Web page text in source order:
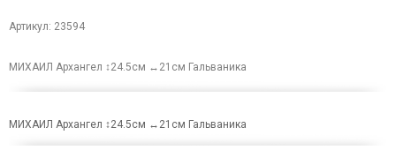
Артикул: 23594
МИХАИЛ Архангел ↕24.5см ↔21см Гальваника
МИХАИЛ Архангел ↕24.5см ↔21см Гальваника